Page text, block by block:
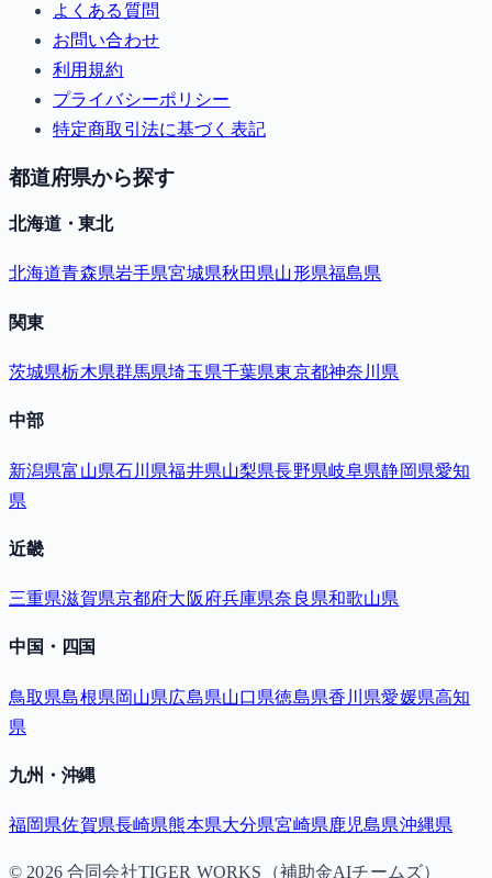
よくある質問
お問い合わせ
利用規約
プライバシーポリシー
特定商取引法に基づく表記
都道府県から探す
北海道・東北
北海道青森県岩手県宮城県秋田県山形県福島県
関東
茨城県栃木県群馬県埼玉県千葉県東京都神奈川県
中部
新潟県富山県石川県福井県山梨県長野県岐阜県静岡県愛知
県
近畿
三重県滋賀県京都府大阪府兵庫県奈良県和歌山県
中国・四国
鳥取県島根県岡山県広島県山口県徳島県香川県愛媛県高知
県
九州・沖縄
福岡県佐賀県長崎県熊本県大分県宮崎県鹿児島県沖縄県
© 2026合同会社TIGER WORKS（補助金AIチームズ）